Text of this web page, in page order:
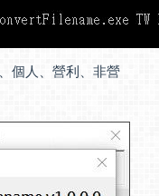
個人、營利、非營